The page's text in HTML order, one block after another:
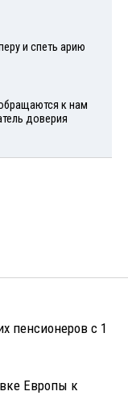
и спеть арию
к нам
доверия
пенсионеров с 1
Европы к